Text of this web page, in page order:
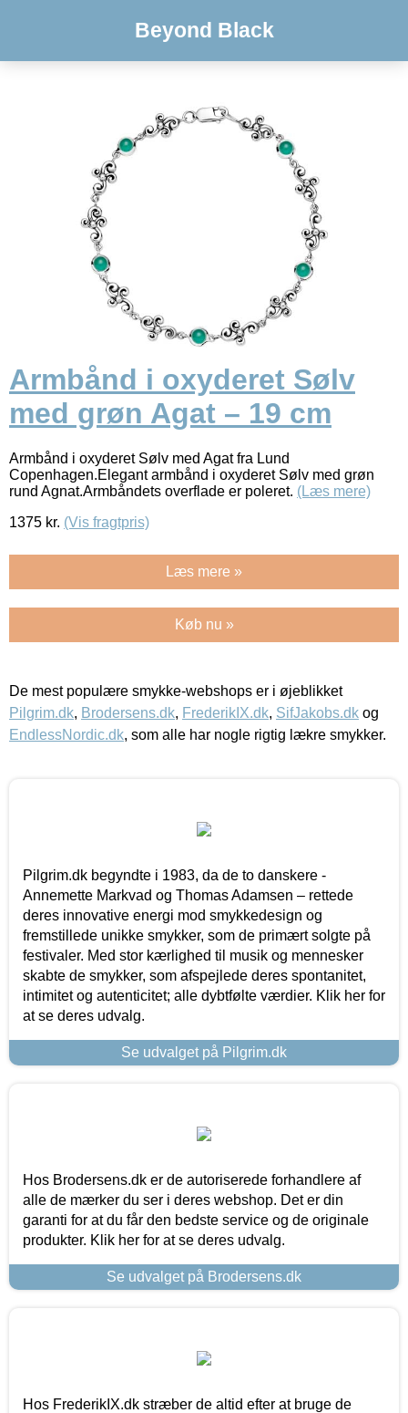
Beyond Black
Armbånd i oxyderet Sølv
med grøn Agat – 19 cm
Armbånd i oxyderet Sølv med Agat fra Lund
Copenhagen.Elegant armbånd i oxyderet Sølv med grøn
rund Agnat.Armbåndets overflade er poleret. (Læs mere)
1375 kr. (Vis fragtpris)
Læs mere »
Køb nu »
De mest populære smykke-webshops er i øjeblikket
Pilgrim.dk, Brodersens.dk, FrederikIX.dk, SifJakobs.dk og
EndlessNordic.dk, som alle har nogle rigtig lækre smykker.
Pilgrim.dk begyndte i 1983, da de to danskere -
Annemette Markvad og Thomas Adamsen – rettede
deres innovative energi mod smykkedesign og
fremstillede unikke smykker, som de primært solgte på
festivaler. Med stor kærlighed til musik og mennesker
skabte de smykker, som afspejlede deres spontanitet,
intimitet og autenticitet; alle dybtfølte værdier. Klik her for
at se deres udvalg.
Se udvalget på Pilgrim.dk
Hos Brodersens.dk er de autoriserede forhandlere af
alle de mærker du ser i deres webshop. Det er din
garanti for at du får den bedste service og de originale
produkter. Klik her for at se deres udvalg.
Se udvalget på Brodersens.dk
Hos FrederikIX.dk stræber de altid efter at bruge de